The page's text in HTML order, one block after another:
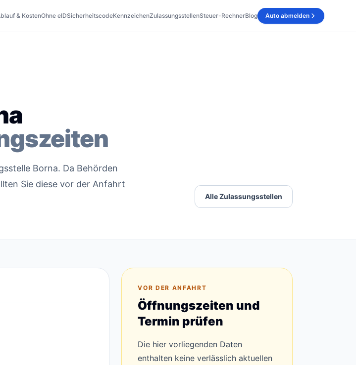
& KostenOhne eIDSicherheitscodeKennzeichenZulassungsstellenSteuer-RechnerBlog Auto abmelden
Borna. Da Behörden
Sie diese vor der Anfahrt
Alle Zulassungsstellen
VOR DER ANFAHRT
Öffnungszeiten und
Termin prüfen
Die hier vorliegenden Daten
enthalten keine verlässlich aktuellen